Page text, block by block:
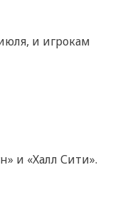
и игрокам
и «Халл Сити».